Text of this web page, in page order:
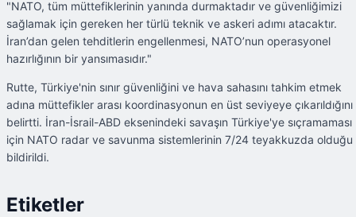
"NATO, tüm müttefiklerinin yanında durmaktadır ve güvenliğimizi
sağlamak için gereken her türlü teknik ve askeri adımı atacaktır.
İran’dan gelen tehditlerin engellenmesi, NATO’nun operasyonel
hazırlığının bir yansımasıdır."
Rutte, Türkiye'nin sınır güvenliğini ve hava sahasını tahkim etmek
adına müttefikler arası koordinasyonun en üst seviyeye çıkarıldığını
belirtti. İran-İsrail-ABD eksenindeki savaşın Türkiye'ye sıçramaması
için NATO radar ve savunma sistemlerinin 7/24 teyakkuzda olduğu
bildirildi.
Etiketler